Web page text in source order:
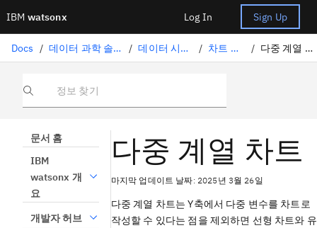
IBM watsonx Log In Sign Up
Docs / 데이터 과학 솔루션 / 데이터 시각화 / 차트 유형 / 다중 계열 차트
정보 찾기
문서 홈
IBM
watsonx 개
요
개발자 허브
다중 계열 차트
마지막 업데이트 날짜: 2025년 3월 26일
다중 계열 차트는 Y축에서 다중 변수를 차트로
작성할 수 있다는 점을 제외하면 선형 차트와 유